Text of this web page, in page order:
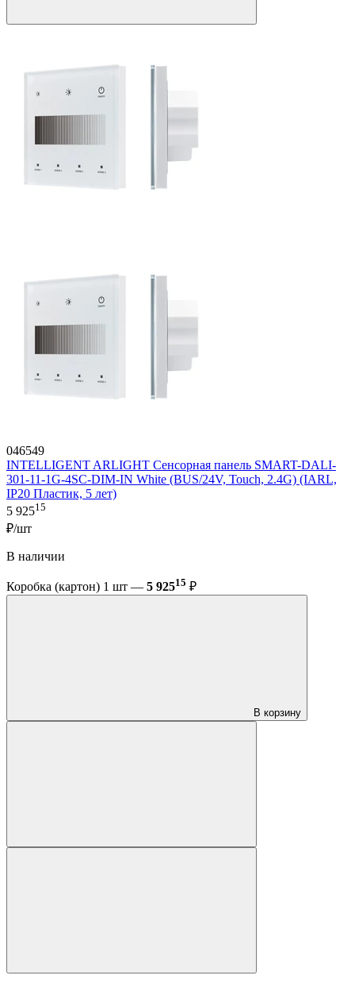
046549
INTELLIGENT ARLIGHT Сенсорная панель SMART-DALI-
301-11-1G-4SC-DIM-IN White (BUS/24V, Touch, 2.4G) (IARL,
IP20 Пластик, 5 лет)
5 92515
₽/шт
В наличии
Коробка (картон) 1 шт — 5 92515 ₽
В корзину